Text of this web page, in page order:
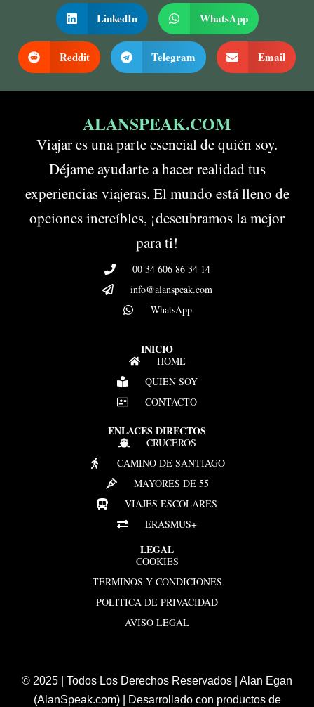
LinkedIn WhatsApp
Reddit Telegram Email
ALANSPEAK.COM
Viajar es una parte esencial de quién soy.
Déjame ayudarte a hacer realidad tus
experiencias viajeras. El mundo está lleno de
opciones increíbles, ¡descubramos la mejor
para ti!
00 34 606 86 34 14
info@alanspeak.com
WhatsApp
INICIO
HOME
QUIEN SOY
CONTACTO
ENLACES DIRECTOS
CRUCEROS
CAMINO DE SANTIAGO
MAYORES DE 55
VIAJES ESCOLARES
ERASMUS+
LEGAL
COOKIES
TERMINOS Y CONDICIONES
POLITICA DE PRIVACIDAD
AVISO LEGAL
© 2025 | Todos Los Derechos Reservados | Alan Egan
(AlanSpeak.com) | Desarrollado con productos de